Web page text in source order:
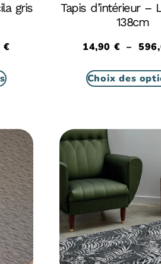
gris
€
Tapis d’intérieur –
138cm
14,90 € –
Choix des